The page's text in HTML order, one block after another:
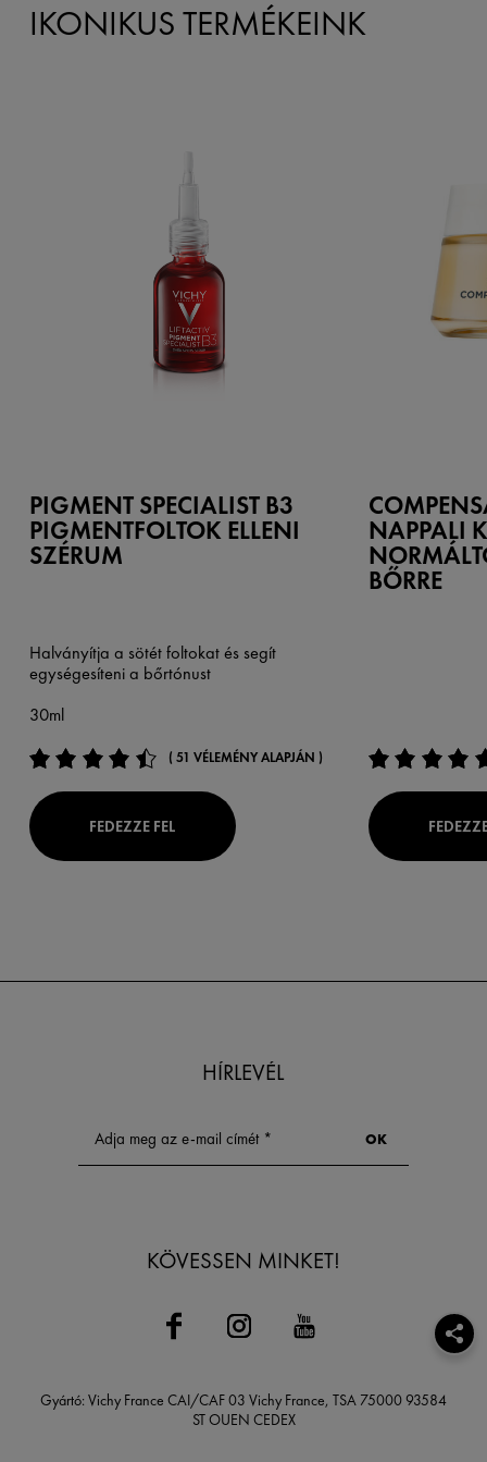
IKONIKUS TERMÉKEINK
PIGMENT SPECIALIST B3
PIGMENTFOLTOK ELLENI
SZÉRUM
Halványítja a sötét foltokat és segít
egységesíteni a bőrtónust
30ml
( 51 VÉLEMÉNY ALAPJÁN )
FEDEZZE FEL
NAPPALI
BŐRRE
HÍRLEVÉL
KÖVESSEN MINKET!
Gyártó: Vichy France CAI/CAF 03 Vichy France, TSA 75000 93584
ST OUEN CEDEX